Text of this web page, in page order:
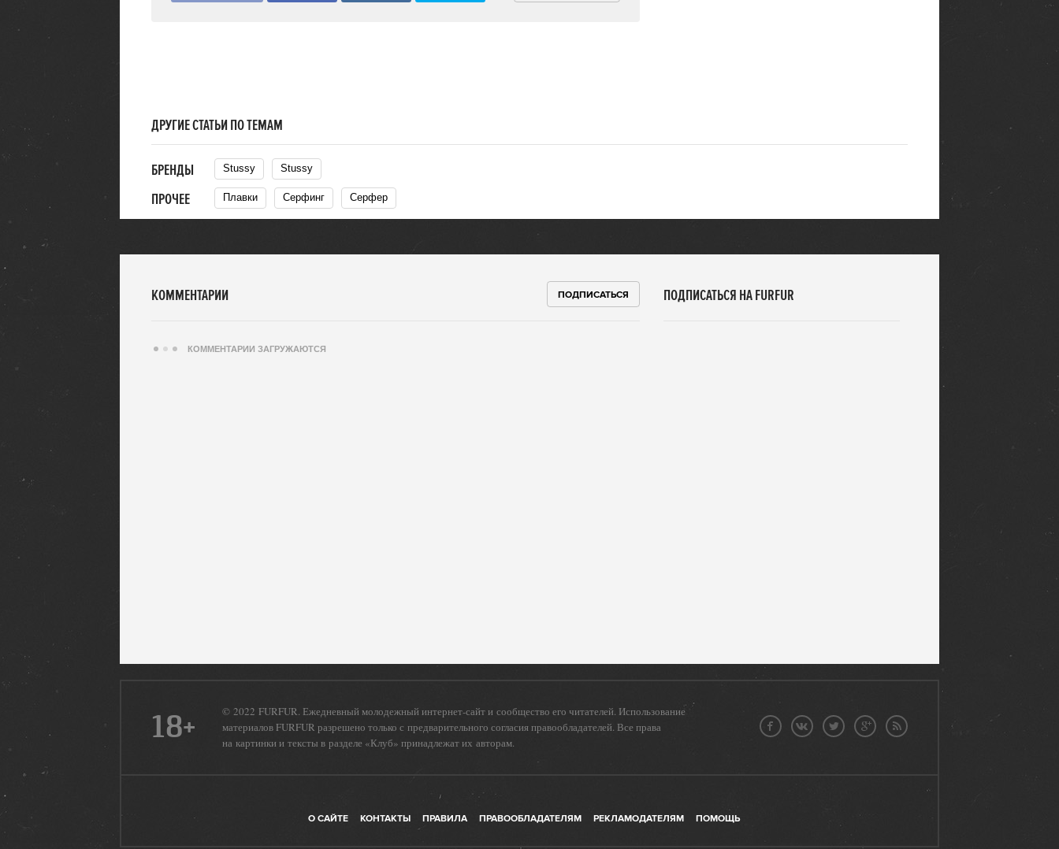
ДРУГИЕ СТАТЬИ ПО ТЕМАМ
БРЕНДЫ Stussy Stussy
ПРОЧЕЕ Плавки Серфинг Серфер
КОММЕНТАРИИ ПОДПИСАТЬСЯ
КОММЕНТАРИИ ЗАГРУЖАЮТСЯ
ПОДПИСАТЬСЯ НА FURFUR
18+
© 2022 FURFUR. Ежедневный молодежный интернет-сайт и сообщество его читателей. Использование
материалов FURFUR разрешено только с предварительного согласия правообладателей. Все права
на картинки и тексты в разделе «Клуб» принадлежат их авторам.
О САЙТЕ КОНТАКТЫ ПРАВИЛА ПРАВООБЛАДАТЕЛЯМ РЕКЛАМОДАТЕЛЯМ ПОМОЩЬ